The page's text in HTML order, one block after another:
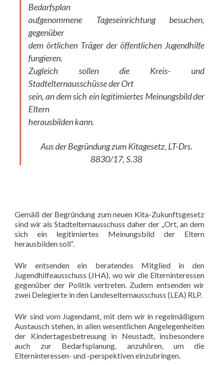
Bedarfsplan
aufgenommene Tageseinrichtung besuchen,
gegenüber
dem örtlichen Träger der öffentlichen Jugendhilfe
fungieren.
Zugleich sollen die Kreis- und
Stadtelternausschüsse der Ort
sein, an dem sich ein legitimiertes Meinungsbild der
Eltern
herausbilden kann.
Aus der Begründung zum Kitagesetz, LT-Drs.
8830/17, S.38
Gemäß der Begründung zum neuen Kita-Zukunftsgesetz
sind wir als Stadtelternausschuss daher der „Ort, an dem
sich ein legitimiertes Meinungsbild der Eltern
herausbilden soll“.
Wir entsenden ein beratendes Mitglied in den
Jugendhilfeausschuss (JHA), wo wir die Elterninteressen
gegenüber der Politik vertreten. Zudem entsenden wir
zwei Delegierte in den Landeselternausschuss (LEA) RLP.
Wir sind vom Jugendamt, mit dem wir in regelmäßigem
Austausch stehen, in allen wesentlichen Angelegenheiten
der Kindertagesbetreuung in Neustadt, insbesondere
auch zur Bedarfsplanung, anzuhören, um die
Elterninteressen- und -perspektiven einzubringen.